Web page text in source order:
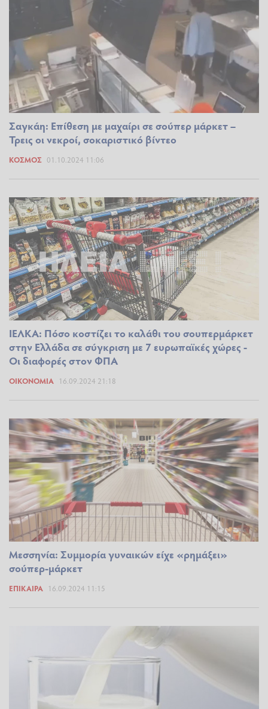
Σαγκάη: Επίθεση με μαχαίρι σε σούπερ μάρκετ –
Τρεις οι νεκροί, σοκαριστικό βίντεο
ΚΌΣΜΟΣ 01.10.2024 11:06
ΙΕΛΚΑ: Πόσο κοστίζει το καλάθι του σουπερμάρκετ
στην Ελλάδα σε σύγκριση με 7 ευρωπαϊκές χώρες -
Οι διαφορές στον ΦΠΑ
ΟΙΚΟΝΟΜΊΑ 16.09.2024 21:18
Μεσσηνία: Συμμορία γυναικών είχε «ρημάξει»
σούπερ-μάρκετ
ΕΠΊΚΑΙΡΑ 16.09.2024 11:15